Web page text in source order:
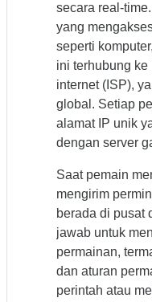
secara real-
yang
seperti
ini terhubung
internet (ISP),
global. Setiap
alamat IP unik
dengan server
Saat pemain
mengirim
berada di pusat
jawab untuk
permainan,
dan aturan
perintah atau